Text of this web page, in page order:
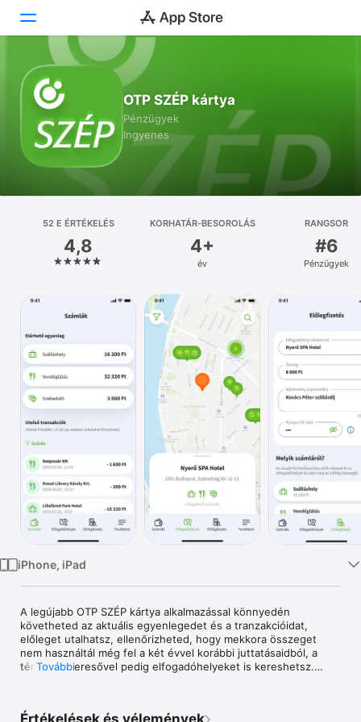
Ma
Játékok
Appok
Arcade
Keresés
Platform
iPhone
TV
OTP SZÉP kártya
Pénzügyek
Ingyenes
52 E ÉRTÉKELÉS
4,8
KORHATÁR‑BESOROLÁS
4+
év
RANGSOR
#6
Pénzügyek
iPhone, iPad
A legújabb OTP SZÉP kártya alkalmazással könnyedén
követheted az aktuális egyenlegedet és a tranzakcióidat,
előleget utalhatsz, ellenőrizheted, hogy mekkora összeget
nem használtál még fel a két évvel korábbi juttatásaidból, a
térképes keresővel pedig elfogadóhelyeket is kereshetsz.
További
Értékelések és vélemények